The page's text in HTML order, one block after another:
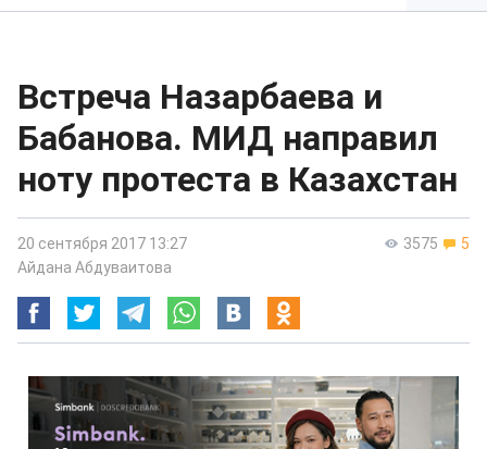
Встреча Назарбаева и
Бабанова. МИД направил
ноту протеста в Казахстан
3575 5
20 сентября 2017 13:27
Айдана Абдуваитова